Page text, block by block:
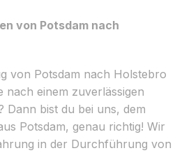
von Potsdam nach
von Potsdam nach Holstebro
nach einem zuverlässigen
Dann bist du bei uns, dem
Potsdam, genau richtig! Wir
in der Durchführung von